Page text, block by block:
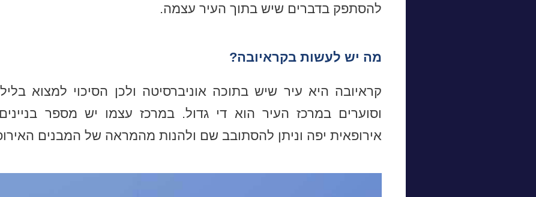
להסתפק בדברים שיש בתוך העיר עצמה.
מה יש לעשות בקראיובה?
קראיובה היא עיר שיש בתוכה אוניברסיטה ולכן הסיכוי למצוא
וסוערים במרכז העיר הוא די גדול. במרכז עצמו יש מספר
אירופאית יפה וניתן להסתובב שם ולהנות מהמראה של המבנים